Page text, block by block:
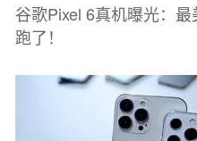
谷歌Pixel 6真机曝光：
跑了！